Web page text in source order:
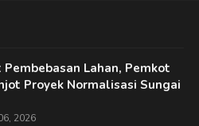
Pembebasan Lahan, Pemkot
Proyek Normalisasi Sungai
2026